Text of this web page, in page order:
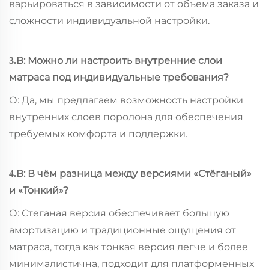
варьироваться в зависимости от объема заказа и
сложности индивидуальной настройки.
3.В: Можно ли настроить внутренние слои
матраса под индивидуальные требования?
О: Да, мы предлагаем возможность настройки
внутренних слоев поролона для обеспечения
требуемых комфорта и поддержки.
4.В: В чём разница между версиями «Стёганый»
и «Тонкий»?
О: Стеганая версия обеспечивает большую
амортизацию и традиционные ощущения от
матраса, тогда как тонкая версия легче и более
минималистична, подходит для платформенных